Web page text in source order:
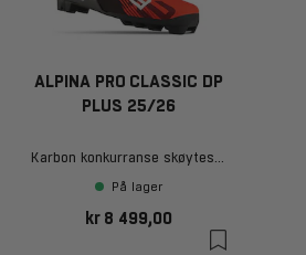
ALPINA PRO CLASSIC DP
PLUS 25/26
Karbon konkurranse skøytesko
På lager
kr 8 499,00